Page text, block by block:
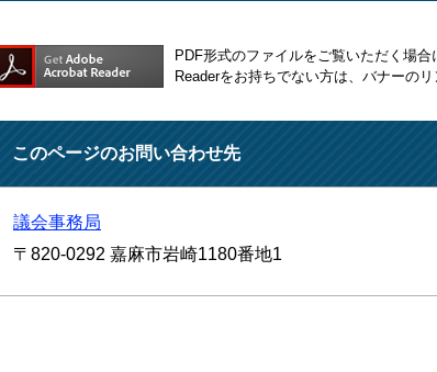
PDF形式のファイルをご覧いただく場合
Readerをお持ちでない方は、バナーの
このページのお問い合わせ先
議会事務局
〒820-0292 嘉麻市岩崎1180番地1